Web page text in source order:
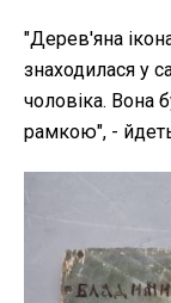
"Дерев'яна
знаходилася у
чоловіка. Вона
рамкою", -